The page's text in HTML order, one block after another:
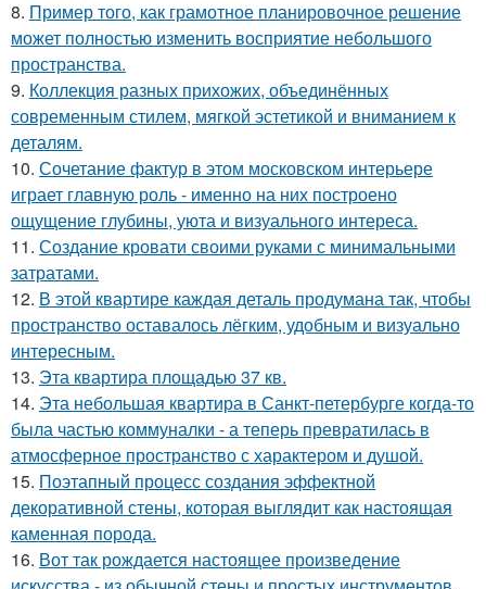
8. Пример того, как грамотное планировочное решение
может полностью изменить восприятие небольшого
пространства.
9. Коллекция разных прихожих, объединённых
современным стилем, мягкой эстетикой и вниманием к
деталям.
10. Сочетание фактур в этом московском интерьере
играет главную роль - именно на них построено
ощущение глубины, уюта и визуального интереса.
11. Создание кровати своими руками с минимальными
затратами.
12. В этой квартире каждая деталь продумана так, чтобы
пространство оставалось лёгким, удобным и визуально
интересным.
13. Эта квартира площадью 37 кв.
14. Эта небольшая квартира в Санкт-петербурге когда-то
была частью коммуналки - а теперь превратилась в
атмосферное пространство с характером и душой.
15. Поэтапный процесс создания эффектной
декоративной стены, которая выглядит как настоящая
каменная порода.
16. Вот так рождается настоящее произведение